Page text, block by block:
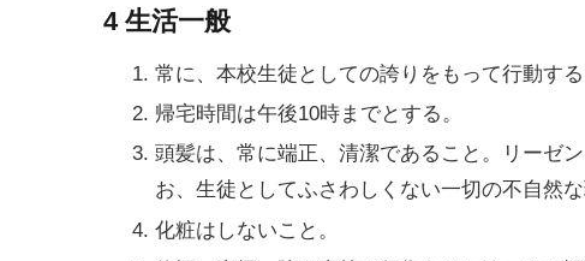
4 生活一般
常に、本校生徒としての誇りをもって行動する
帰宅時間は午後10時までとする。
頭髪は、常に端正、清潔であること。リーゼ
お、生徒としてふさわしくない一切の不自然な
化粧はしないこと。